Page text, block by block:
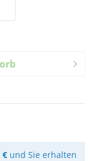
€ und Sie erhalten